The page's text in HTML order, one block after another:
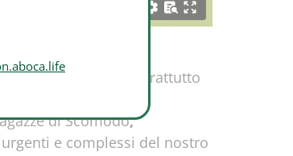
del progresso, soprattutto
di Scomodo,
e complessi del nostro